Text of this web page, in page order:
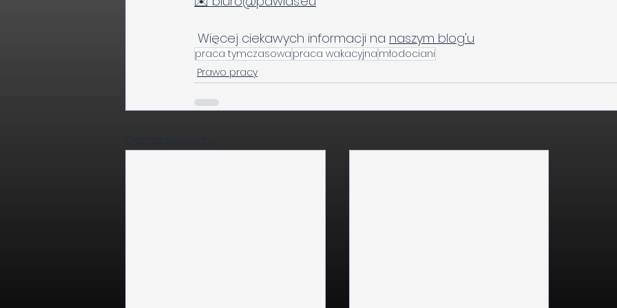
Więcej ciekawych informacji na naszym blog'u
praca tymczasowa praca wakacyjna młodociani
Prawo pracy